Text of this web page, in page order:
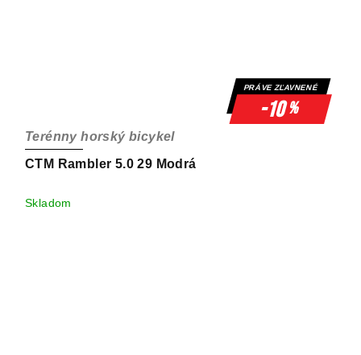
PRÁVE ZĽAVNENÉ
-10%
CTM Rambler 5.0 29 Modrá
Terénny horský bicykel
Skladom